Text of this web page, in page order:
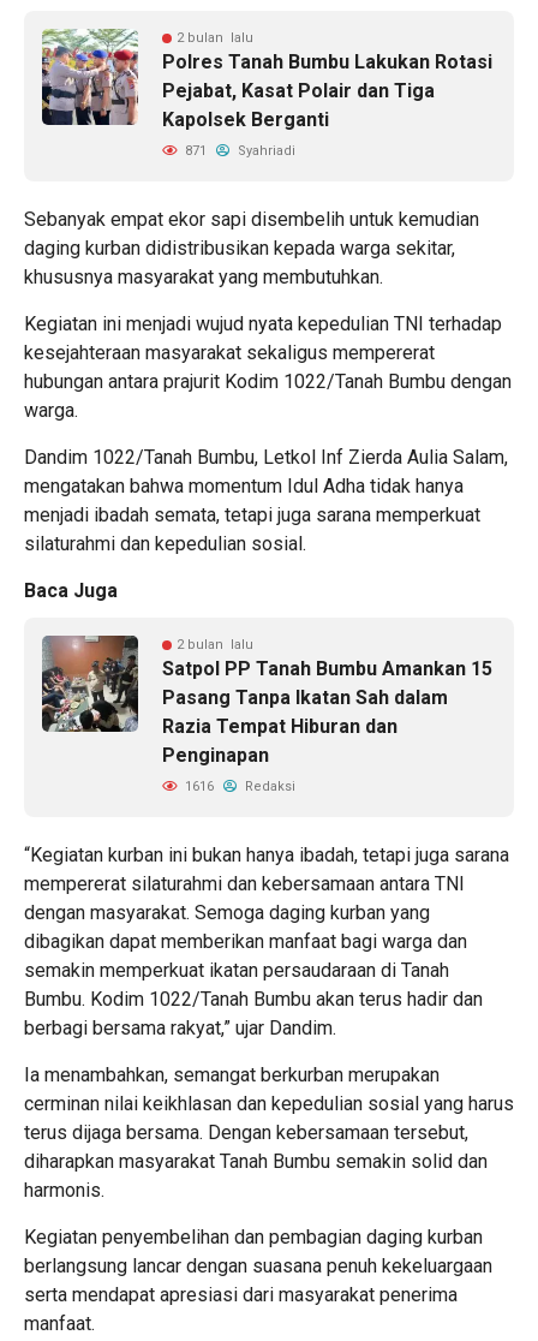
2 bulan lalu
Polres Tanah Bumbu Lakukan Rotasi
Pejabat, Kasat Polair dan Tiga
Kapolsek Berganti
871 Syahriadi
Sebanyak empat ekor sapi disembelih untuk kemudian
daging kurban didistribusikan kepada warga sekitar,
khususnya masyarakat yang membutuhkan.
Kegiatan ini menjadi wujud nyata kepedulian TNI terhadap
kesejahteraan masyarakat sekaligus mempererat
hubungan antara prajurit Kodim 1022/Tanah Bumbu dengan
warga.
Dandim 1022/Tanah Bumbu, Letkol Inf Zierda Aulia Salam,
mengatakan bahwa momentum Idul Adha tidak hanya
menjadi ibadah semata, tetapi juga sarana memperkuat
silaturahmi dan kepedulian sosial.
Baca Juga
2 bulan lalu
Satpol PP Tanah Bumbu Amankan 15
Pasang Tanpa Ikatan Sah dalam
Razia Tempat Hiburan dan
Penginapan
1616 Redaksi
“Kegiatan kurban ini bukan hanya ibadah, tetapi juga sarana
mempererat silaturahmi dan kebersamaan antara TNI
dengan masyarakat. Semoga daging kurban yang
dibagikan dapat memberikan manfaat bagi warga dan
semakin memperkuat ikatan persaudaraan di Tanah
Bumbu. Kodim 1022/Tanah Bumbu akan terus hadir dan
berbagi bersama rakyat,” ujar Dandim.
Ia menambahkan, semangat berkurban merupakan
cerminan nilai keikhlasan dan kepedulian sosial yang harus
terus dijaga bersama. Dengan kebersamaan tersebut,
diharapkan masyarakat Tanah Bumbu semakin solid dan
harmonis.
Kegiatan penyembelihan dan pembagian daging kurban
berlangsung lancar dengan suasana penuh kekeluargaan
serta mendapat apresiasi dari masyarakat penerima
manfaat.